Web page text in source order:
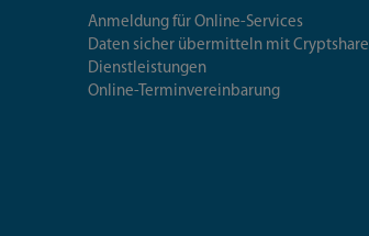
Anmeldung für Online-Services
Daten sicher übermitteln mit Cryptshare
Dienstleistungen
Online-Terminvereinbarung